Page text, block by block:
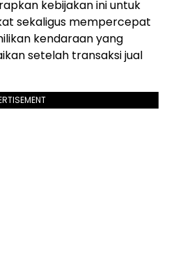
kebijakan ini untuk
sekaligus mempercepat
kendaraan yang
setelah transaksi jual